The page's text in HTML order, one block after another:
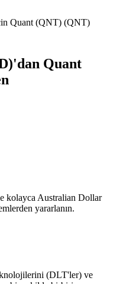
Quant (QNT) (QNT)
Quant
kolayca Australian Dollar
yararlanın.
(DLT'ler) ve